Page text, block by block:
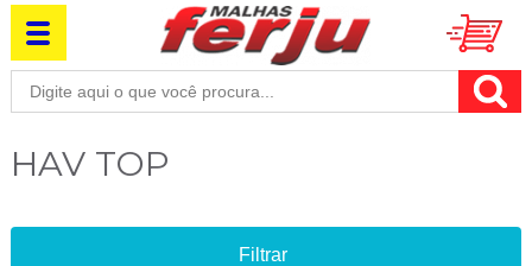
HAV TOP
Filtrar